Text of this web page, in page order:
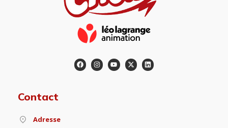
Contact
Adresse